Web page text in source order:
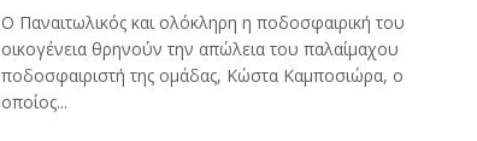
Ο Παναιτωλικός και ολόκληρη η ποδοσφαιρική του
οικογένεια θρηνούν την απώλεια του παλαίμαχου
ποδοσφαιριστή της ομάδας, Κώστα Καμποσιώρα, ο
οποίος...